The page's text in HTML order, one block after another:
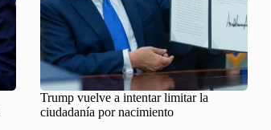
Trump vuelve a intentar limitar la
ciudadanía por nacimiento